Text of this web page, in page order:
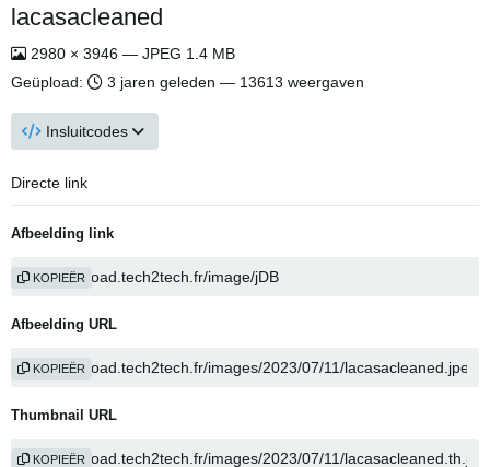
lacasacleaned
2980 × 3946 — JPEG 1.4 MB
Geüpload:
3 jaren geleden — 13613 weergaven
Insluitcodes
Directe link
Afbeelding link
KOPIEËR
Afbeelding URL
KOPIEËR
Thumbnail URL
KOPIEËR